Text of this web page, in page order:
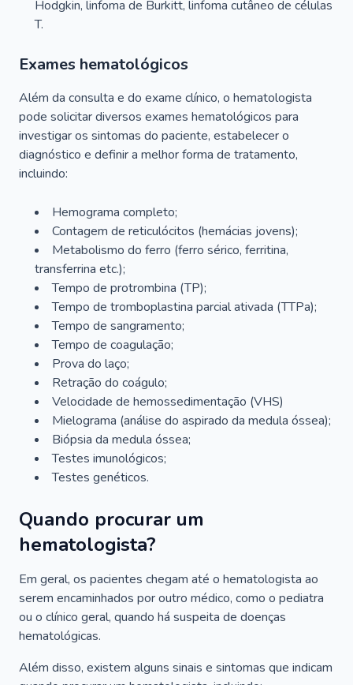
Hodgkin, linfoma de Burkitt, linfoma cutâneo de células
T.
Exames hematológicos
Além da consulta e do exame clínico, o hematologista
pode solicitar diversos exames hematológicos para
investigar os sintomas do paciente, estabelecer o
diagnóstico e definir a melhor forma de tratamento,
incluindo:
Hemograma completo;
Contagem de reticulócitos (hemácias jovens);
Metabolismo do ferro (ferro sérico, ferritina,
transferrina etc.);
Tempo de protrombina (TP);
Tempo de tromboplastina parcial ativada (TTPa);
Tempo de sangramento;
Tempo de coagulação;
Prova do laço;
Retração do coágulo;
Velocidade de hemossedimentação (VHS)
Mielograma (análise do aspirado da medula óssea);
Biópsia da medula óssea;
Testes imunológicos;
Testes genéticos.
Quando procurar um
hematologista?
Em geral, os pacientes chegam até o hematologista ao
serem encaminhados por outro médico, como o pediatra
ou o clínico geral, quando há suspeita de doenças
hematológicas.
Além disso, existem alguns sinais e sintomas que indicam